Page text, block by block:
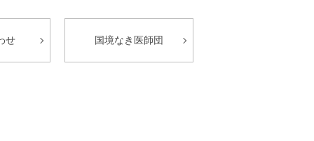
せ 国境なき医師団